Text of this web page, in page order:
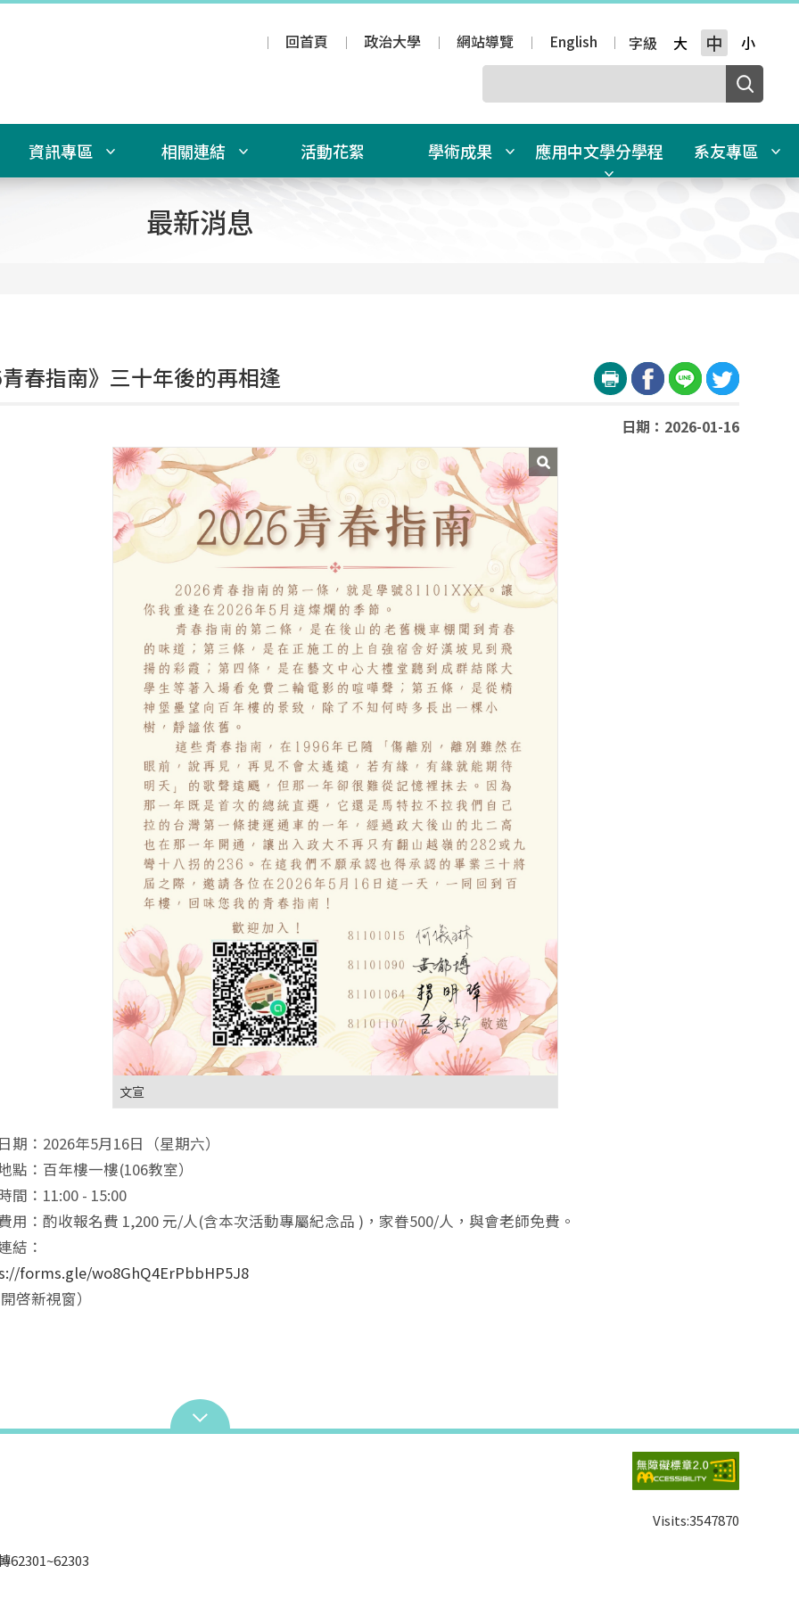
回首頁
政治大學 網站導覽 English 字級 大 中 小
資訊專區 相關連結 活動花絮 學術成果 應用中文學分學程 系友專區
最新消息
青春指南》三十年後的再相逢
日期：2026-01-16
文宣
期：2026年5月16日（星期六）
點：百年樓一樓(106教室）
間：11:00 - 15:00
用：酌收報名費 1,200 元/人(含本次活動專屬紀念品 )，家眷500/人，與會老師免費。
結：
forms.gle/wo8GhQ4ErPbbHP5J8
啓新視窗）
62301~62303
Visits:3547870